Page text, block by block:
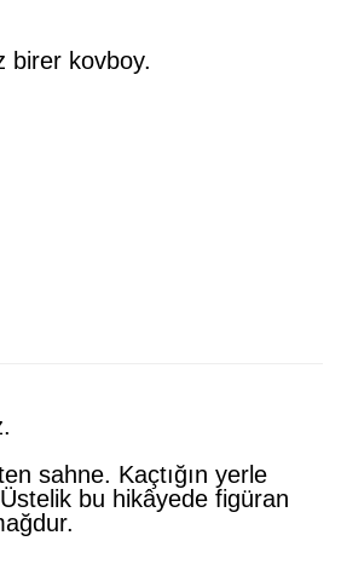
birer kovboy.
sahne. Kaçtığın yerle
bu hikâyede figüran